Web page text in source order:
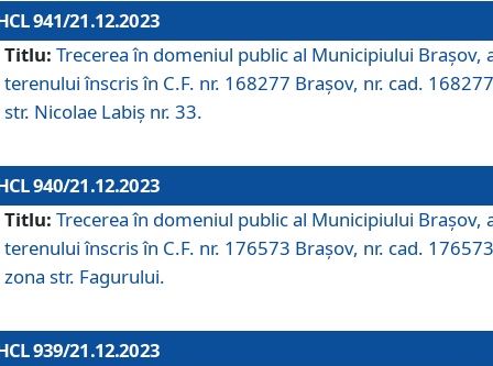
941/21.12.2023
Titlu: Trecerea în domeniul public al Municipiului Braşov,
terenului înscris în C.F. nr. 168277 Brașov, nr. cad.
str. Nicolae Labiș nr. 33.
940/21.12.2023
Titlu: Trecerea în domeniul public al Municipiului Braşov,
terenului înscris în C.F. nr. 176573 Brașov, nr. cad.
zona str. Fagurului.
939/21.12.2023